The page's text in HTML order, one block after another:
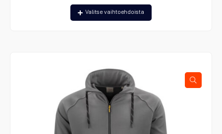
Valitse vaihtoehdoista
Tällä
tuotteella
tuotteen
sivulla.